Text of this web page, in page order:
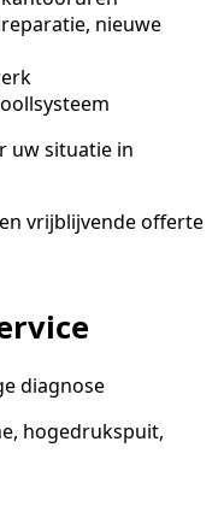
nieuwe
uw situatie in
vrijblijvende offerte
diagnose
hogedrukspuit,